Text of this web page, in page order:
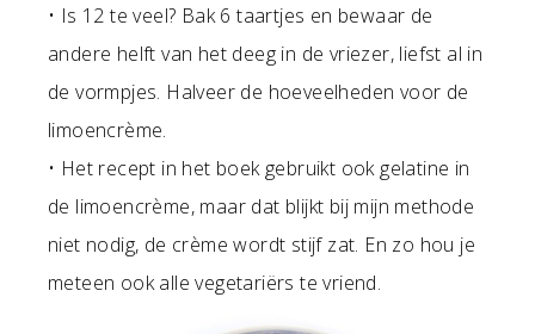
• Is 12 te veel? Bak 6 taartjes en bewaar de
andere helft van het deeg in de vriezer, liefst al in
de vormpjes. Halveer de hoeveelheden voor de
limoencrème.
• Het recept in het boek gebruikt ook gelatine in
de limoencrème, maar dat blijkt bij mijn methode
niet nodig, de crème wordt stijf zat. En zo hou je
meteen ook alle vegetariërs te vriend.